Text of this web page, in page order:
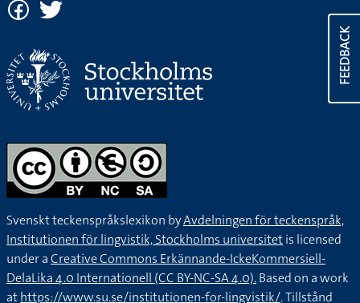
FEEDBACK
Svenskt teckenspråkslexikon byAvdelningen för teckenspråk,
Institutionen för lingvistik, Stockholms universitetis licensed
under aCreative Commons Erkännande-IckeKommersiell-
DelaLika 4.0 Internationell (CC BY-NC-SA 4.0).Based on a work
athttps://www.su.se/institutionen-for-lingvistik/. Tillstånd